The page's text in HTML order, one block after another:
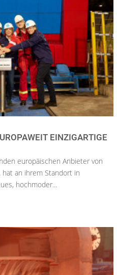
EINZIGARTIGE
europäischen Anbieter von
hat an ihrem Standort in
hochmoder...